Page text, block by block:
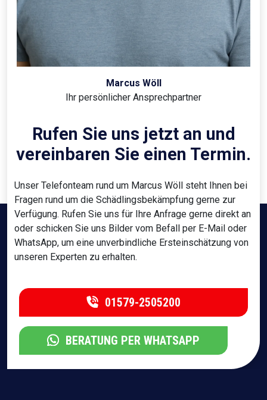
Marcus Wöll
Ihr persönlicher Ansprechpartner
Rufen Sie uns jetzt an und
vereinbaren Sie einen Termin.
Unser Telefonteam rund um Marcus Wöll steht Ihnen bei
Fragen rund um die Schädlingsbekämpfung gerne zur
Verfügung. Rufen Sie uns für Ihre Anfrage gerne direkt an
oder schicken Sie uns Bilder vom Befall per E-Mail oder
WhatsApp, um eine unverbindliche Ersteinschätzung von
unseren Experten zu erhalten.
01579-2505200
BERATUNG PER WHATSAPP